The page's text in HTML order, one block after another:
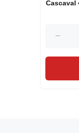
Cascaval